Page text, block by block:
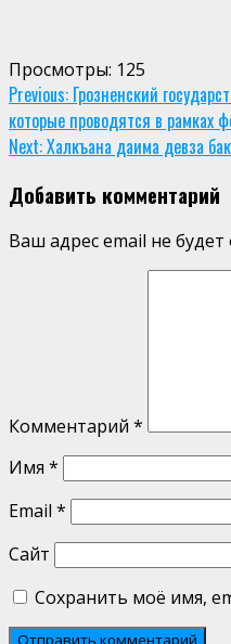
Просмотры: 125
Continue
Reading
Previous: Грозненский
которые проводятся в рамках
Next:Халкъана даима девза
Добавить комментарий
Ваш адрес email не будет
Комментарий *
Имя *
Email *
Сайт
Сохранить моё имя,